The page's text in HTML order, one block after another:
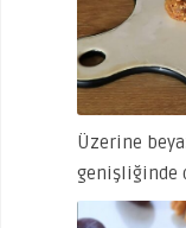
Üzerine
genişliğinde